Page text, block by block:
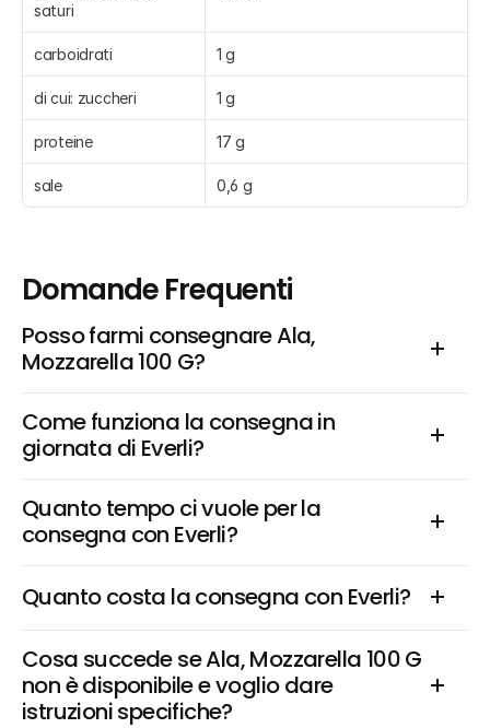
saturi
carboidrati 1 g
di cui: zuccheri 1 g
proteine 17 g
sale 0,6 g
Domande Frequenti
Posso farmi consegnare Ala,
Mozzarella 100 G?
Come funziona la consegna in
giornata di Everli?
Quanto tempo ci vuole per la
consegna con Everli?
Quanto costa la consegna con Everli?
Cosa succede se Ala, Mozzarella 100 G
non è disponibile e voglio dare
istruzioni specifiche?